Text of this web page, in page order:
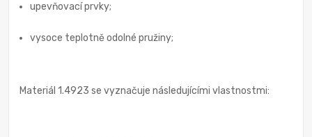
upevňovací prvky;
vysoce teplotně odolné pružiny;
Materiál 1.4923 se vyznačuje následujícími vlastnostmi: